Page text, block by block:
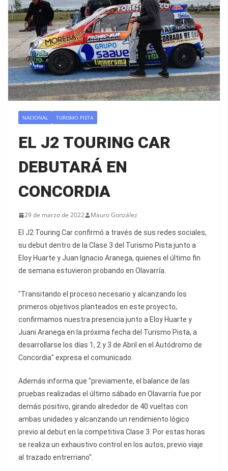
NACIONAL TURISMO PISTA
EL J2 TOURING CAR
DEBUTARÁ EN
CONCORDIA
29 de marzo de 2022 Mauro González
El J2 Touring Car confirmó a través de sus redes sociales,
su debut dentro de la Clase 3 del Turismo Pista junto a
Eloy Huarte y Juan Ignacio Aranega, quienes el último fin
de semana estuvieron probando en Olavarría.
"Transitando el proceso necesario y alcanzando los
primeros objetivos planteados en este proyecto,
confirmamos nuestra presencia junto a Eloy Huarte y
Juani Aranega en la próxima fecha del Turismo Pista, a
desarrollarse los días 1, 2 y 3 de Abril en el Autódromo de
Concordia" expresa el comunicado.
Además informa que "previamente, el balance de las
pruebas realizadas el último sábado en Olavarría fue por
demás positivo, girando alrededor de 40 vueltas con
ambas unidades y alcanzando un rendimiento lógico
previo al debut en la competitiva Clase 3. Por estas horas
se realiza un exhaustivo control en los autos, previo viaje
al trazado entrerriano".